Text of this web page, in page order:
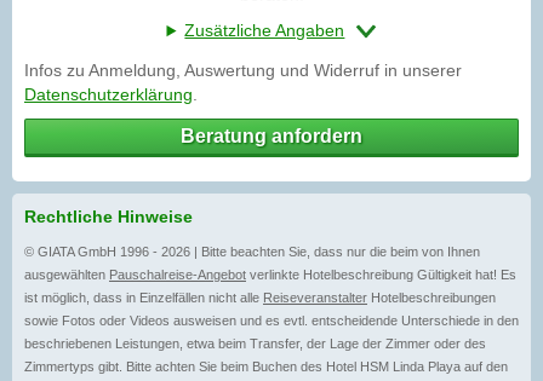
Zusätzliche Angaben
Infos zu Anmeldung, Auswertung und Widerruf in unserer
Datenschutzerklärung
Beratung anfordern
Rechtliche Hinweise
© GIATA GmbH 1996 - 2026 | Bitte beachten Sie, dass nur die beim von Ihnen
ausgewählten Pauschalreise-Angebot verlinkte Hotelbeschreibung Gültigkeit hat! Es
ist möglich, dass in Einzelfällen nicht alle Reiseveranstalter Hotelbeschreibungen
sowie Fotos oder Videos ausweisen und es evtl. entscheidende Unterschiede in den
beschriebenen Leistungen, etwa beim Transfer, der Lage der Zimmer oder des
Zimmertyps gibt. Bitte achten Sie beim Buchen des Hotel HSM Linda Playa auf den